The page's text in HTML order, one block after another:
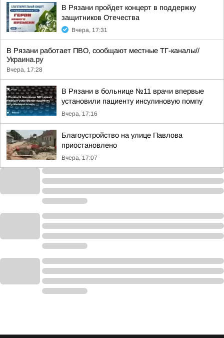
В Рязани пройдет концерт в поддержку
защитников Отечества
Вчера, 17:31
В Рязани работает ПВО, сообщают местные ТГ-каналы//
Украина.ру
Вчера, 17:28
В Рязани в больнице №11 врачи впервые
установили пациенту инсулиновую помпу
Вчера, 17:16
Благоустройство на улице Павлова
приостановлено
Вчера, 17:07